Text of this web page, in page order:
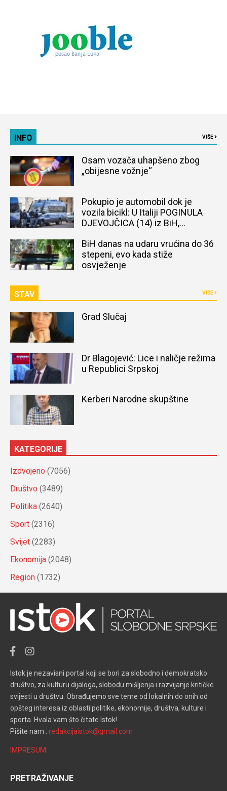
INFO VIŠE
Osam vozača uhapšeno zbog
„obijesne vožnje“
Pokupio je automobil dok je
vozila bicikl: U Italiji POGINULA
DJEVOJČICA (14) iz BiH,
BiH danas na udaru vrućina do 36
stepeni, evo kada stiže
osvježenje
STAV VIŠE
Grad Slučaj
Dr Blagojević: Lice i naličje režima
u Republici Srpskoj
Kerberi Narodne skupštine
KATEGORIJE
Izdvojeno (7056)
Društvo (3489)
Politika (2640)
Sport (2316)
Svijet (2283)
Ekonomija (2048)
Region (1732)
Istok je nezavisni portal koji se bori za slobodno i demokratsko
društvo, za kulturu dijaloga, slobodu mišljenja i razvijanje kritičke
svijesti u društvu. Obrađujemo sve teme od lokalnih do onih od
opšteg interesa iz oblasti politike, ekonomije, društva, kulture i
sporta. Hvala vam što čitate Istok!
Pišite nam : redakcijaistok@gmail.com
IMPRESUM
PRETRAŽIVANJE